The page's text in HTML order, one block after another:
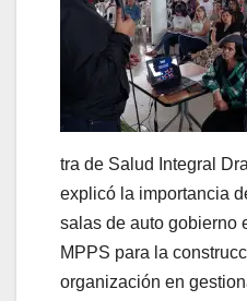
tra de Salud Integral
explicó la importancia
salas de auto gobierno
MPPS para la
organización en